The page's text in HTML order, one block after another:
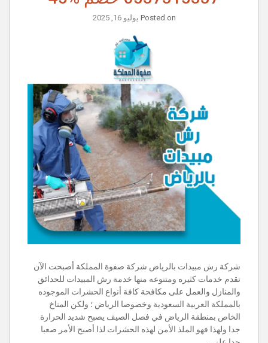
Posted on يوليو 16, 2025
شركة رش مبيدات بالرياض شركة صفوة المملكة أصبحت الآن
تقدم خدمات كثيره ومتنوعه منها خدمة رش المبيدات للحدائق
والمنازل والعمل على مكافحة كافة أنواع الحشرات الموجوده
بالمملكة العربية السعودية وخصوصا الرياض ؛ ولكن المناخ
الخاص بمنطقة الرياض في فصل الصيف يصبح شديد الحرارة
جدا ولهذا فهو الملذ الأمن لهذه الحشرات لذا أصبح الأمر صعبا